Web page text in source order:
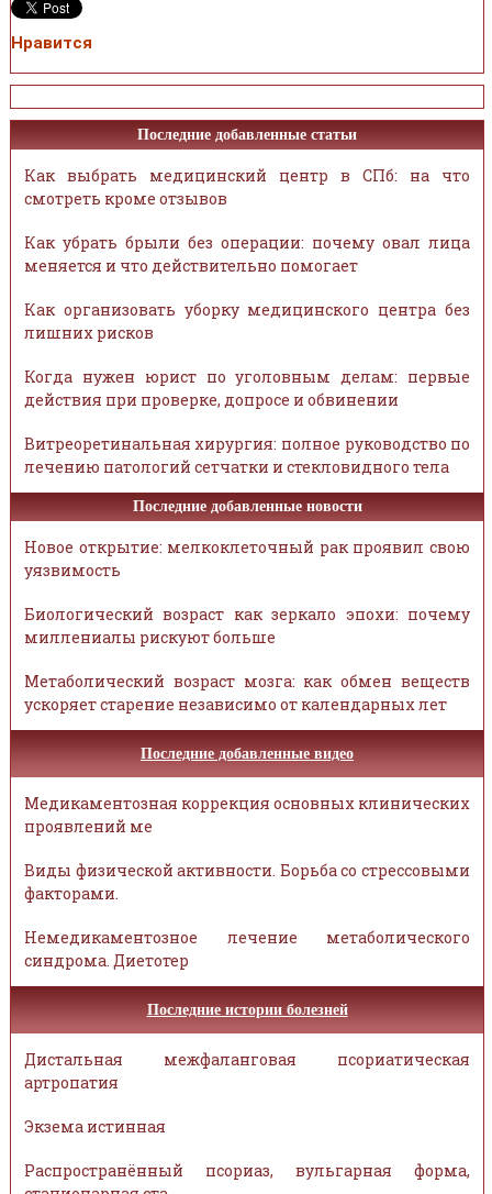
Нравится
Последние добавленные статьи
Как выбрать медицинский центр в СПб: на что
смотреть кроме отзывов
Как убрать брыли без операции: почему овал лица
меняется и что действительно помогает
Как организовать уборку медицинского центра без
лишних рисков
Когда нужен юрист по уголовным делам: первые
действия при проверке, допросе и обвинении
Витреоретинальная хирургия: полное руководство по
лечению патологий сетчатки и стекловидного тела
Последние добавленные новости
Новое открытие: мелкоклеточный рак проявил свою
уязвимость
Биологический возраст как зеркало эпохи: почему
миллениалы рискуют больше
Метаболический возраст мозга: как обмен веществ
ускоряет старение независимо от календарных лет
Последние добавленные видео
Медикаментозная коррекция основных клинических
проявлений ме
Виды физической активности. Борьба со стрессовыми
факторами.
Немедикаментозное лечение метаболического
синдрома. Диетотер
Последние истории болезней
Дистальная межфаланговая псориатическая
артропатия
Экзема истинная
Распространённый псориаз, вульгарная форма,